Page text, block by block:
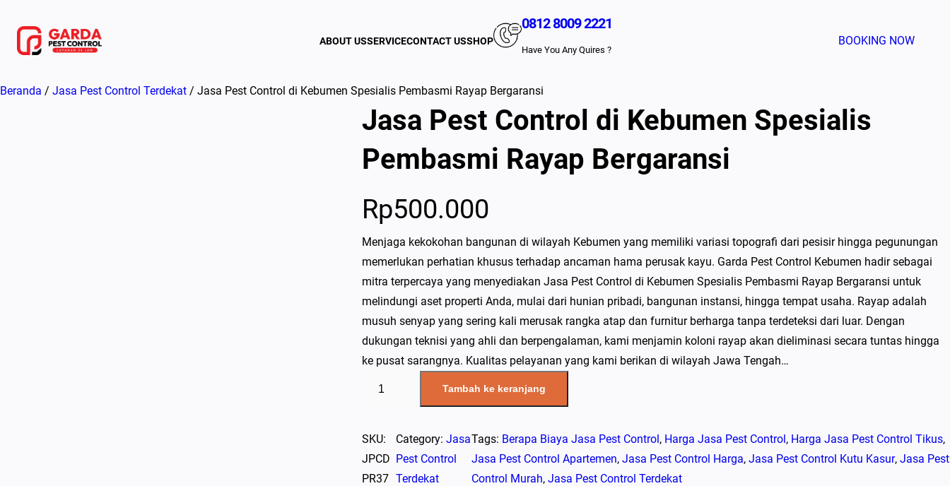
konten
ABOUT USSERVICECONTACT USSHOP
0812 8009 2221
Have You Any Quires ?
BOOKING NOW
Beranda / Jasa Pest Control Terdekat / Jasa Pest Control di Kebumen Spesialis Pembasmi Rayap Bergaransi
Jasa Pest Control di Kebumen Spesialis
Pembasmi Rayap Bergaransi
Rp500.000
Menjaga kekokohan bangunan di wilayah Kebumen yang memiliki variasi topografi dari pesisir hingga pegunungan
memerlukan perhatian khusus terhadap ancaman hama perusak kayu. Garda Pest Control Kebumen hadir sebagai
mitra terpercaya yang menyediakan Jasa Pest Control di Kebumen Spesialis Pembasmi Rayap Bergaransi untuk
melindungi aset properti Anda, mulai dari hunian pribadi, bangunan instansi, hingga tempat usaha. Rayap adalah
musuh senyap yang sering kali merusak rangka atap dan furnitur berharga tanpa terdeteksi dari luar. Dengan
dukungan teknisi yang ahli dan berpengalaman, kami menjamin koloni rayap akan dieliminasi secara tuntas hingga
ke pusat sarangnya. Kualitas pelayanan yang kami berikan di wilayah Jawa Tengah…
n
t
i
Tambah ke keranjang
SKU:
JPCD
PR37
Category: Jasa
Pest Control
Terdekat
Tags: Berapa Biaya Jasa Pest Control, Harga Jasa Pest Control, Harga Jasa Pest Control Tikus,
Jasa Pest Control Apartemen, Jasa Pest Control Harga, Jasa Pest Control Kutu Kasur, Jasa Pest
Control Murah, Jasa Pest Control Terdekat